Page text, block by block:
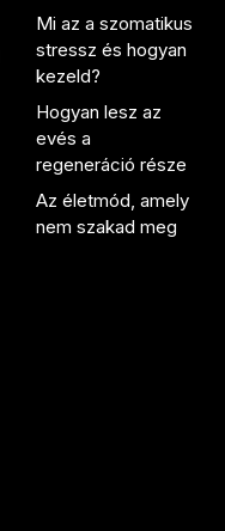
Mi az a szomatikus
stressz és hogyan
kezeld?
Hogyan lesz az
evés a
regeneráció része
Az életmód, amely
nem szakad meg